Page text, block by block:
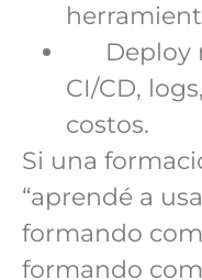
Deploy
CI/CD,
costos.
Si una
“aprendé a
formando
formando